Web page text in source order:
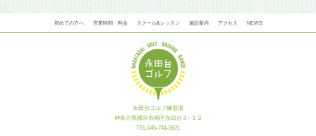
初めての方へ 営業時間・料金 スクール&レッスン 施設案内 アクセス NEWS
永田台ゴルフ練習場
神奈川県横浜市南区永田台３−１２
TEL.045-741-5621